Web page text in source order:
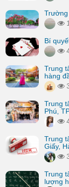
Trường
Bí
Trung
hàng
Trung
Phú,
Trung
Giấy,
Trung
lượng